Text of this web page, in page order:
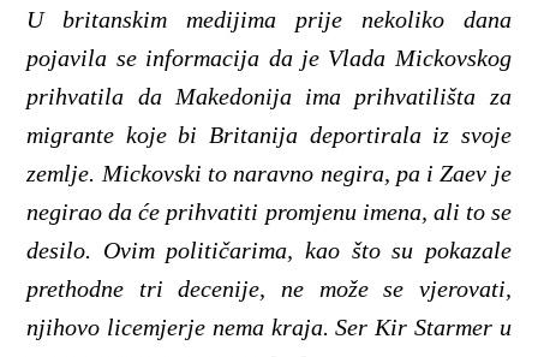
U britanskim medijima prije nekoliko dana
pojavila se informacija da je Vlada Mickovskog
prihvatila da Makedonija ima prihvatilišta za
migrante koje bi Britanija deportirala iz svoje
zemlje. Mickovski to naravno negira, pa i Zaev je
negirao da će prihvatiti promjenu imena, ali to se
desilo. Ovim političarima, kao što su pokazale
prethodne tri decenije, ne može se vjerovati,
njihovo licemjerje nema kraja. Ser Kir Starmer u